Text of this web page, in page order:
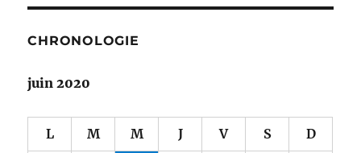
CHRONOLOGIE
juin 2020
L M M J V S D